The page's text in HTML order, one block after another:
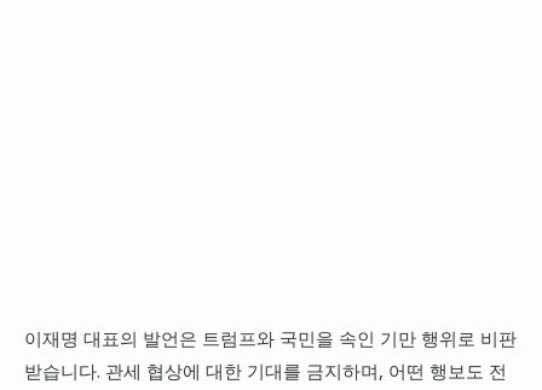
이재명 대표의 발언은 트럼프와 국민을 속인 기만 행위로 비판
받습니다. 관세 협상에 대한 기대를 금지하며, 어떤 행보도 전